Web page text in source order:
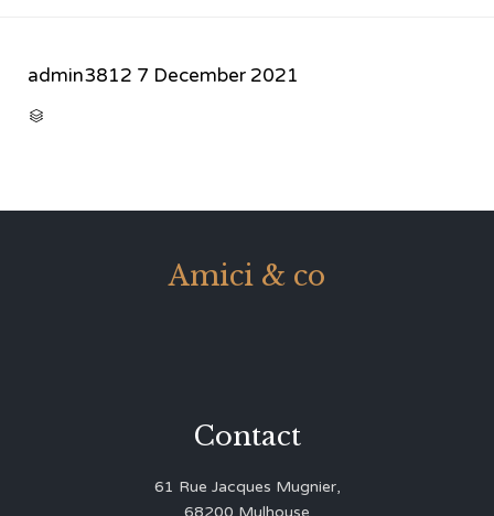
admin3812 7 December 2021

Amici & co
Contact
61 Rue Jacques Mugnier,